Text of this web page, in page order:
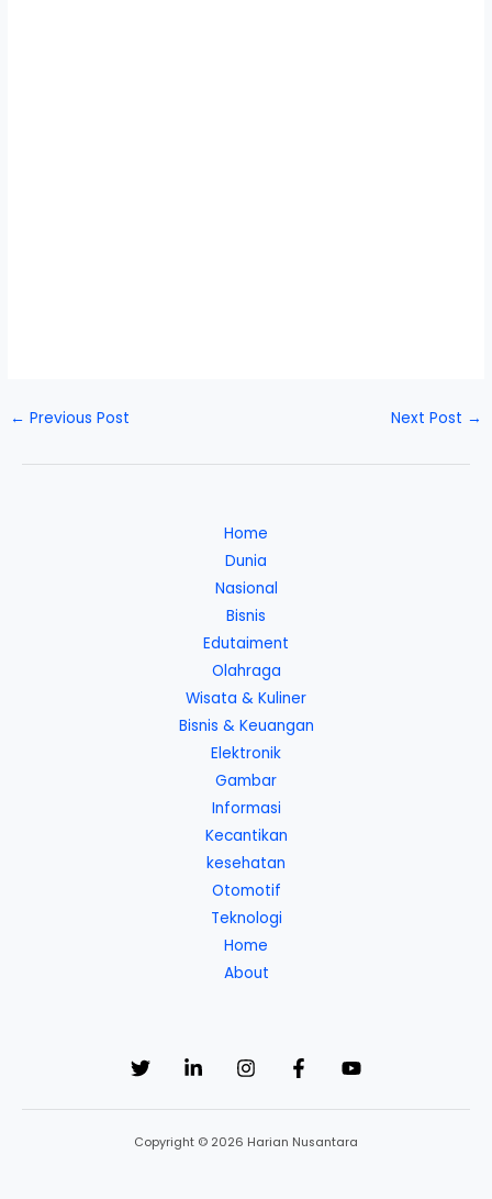
← Previous Post Next Post →
Home
Dunia
Nasional
Bisnis
Edutaiment
Olahraga
Wisata & Kuliner
Bisnis & Keuangan
Elektronik
Gambar
Informasi
Kecantikan
kesehatan
Otomotif
Teknologi
Home
About
Copyright © 2026 Harian Nusantara